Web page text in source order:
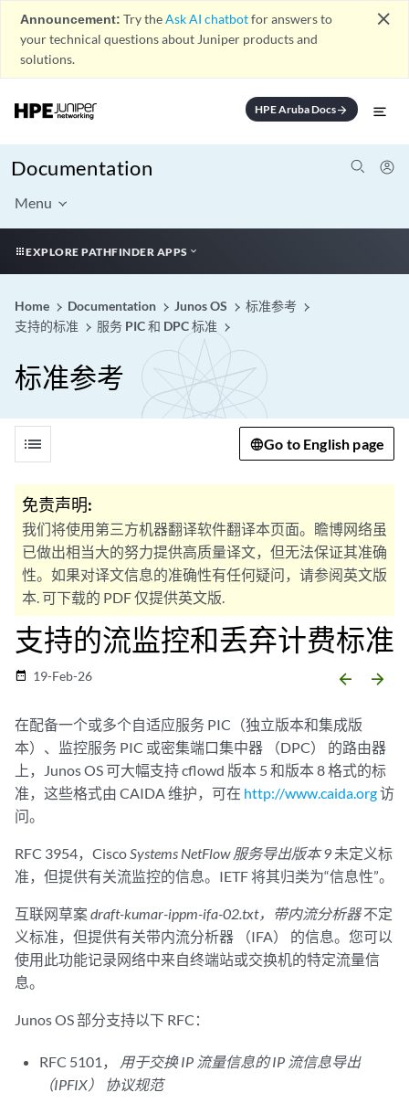
Announcement: Try theAsk AI chatbotfor answers to
your technical questions about Juniper products and
solutions.
close
HPE Aruba Docsarrow_forward
Documentation
Menu
EXPLORE PATHFINDER APPS
Home Documentation Junos OS
标准参考
支持的标准
服务 PIC 和 DPC 标准
标准参考
list Go to English page
免责声明:
我们将使用第三方机器翻译软件翻译本页面。瞻博网络虽
已做出相当大的努力提供高质量译文，但无法保证其准确
性。如果对译文信息的准确性有任何疑问，请参阅英文版
本. 可下载的 PDF 仅提供英文版.
支持的流监控和丢弃计费标准
date_range 19-Feb-26 arrow_backward arrow_forward
在配备一个或多个自适应服务 PIC（独立版本和集成版
本）、监控服务 PIC 或密集端口集中器 （DPC） 的路由器
上，Junos OS 可大幅支持 cflowd 版本 5 和版本 8 格式的标
准，这些格式由 CAIDA 维护，可在 http://www.caida.org访
问。
RFC 3954，CiscoSystems NetFlow 服务导出版本 9 未定义标
准，但提供有关流监控的信息。IETF 将其归类为“信息性”。
互联网草案draft-kumar-ippm-ifa-02.txt，带内流分析器不定
义标准，但提供有关带内流分析器 （IFA） 的信息。您可以
使用此功能记录网络中来自终端站或交换机的特定流量信
息。
Junos OS 部分支持以下 RFC：
RFC 5101， 用于交换 IP 流量信息的 IP 流信息导出
（IPFIX） 协议规范